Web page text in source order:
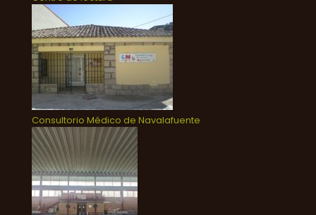
Consultorio Médico de Navalafuente